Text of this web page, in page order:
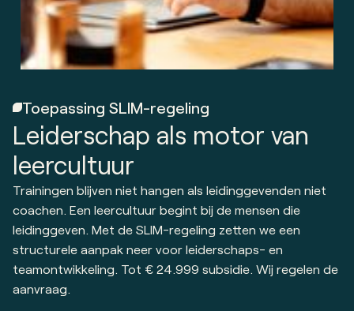
Toepassing SLIM-regeling
Leiderschap als motor van
leercultuur
Trainingen blijven niet hangen als leidinggevenden niet
coachen. Een leercultuur begint bij de mensen die
leidinggeven. Met de SLIM-regeling zetten we een
structurele aanpak neer voor leiderschaps- en
teamontwikkeling. Tot € 24.999 subsidie. Wij regelen de
aanvraag.